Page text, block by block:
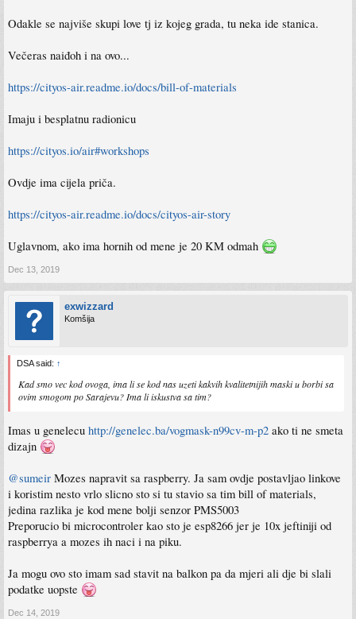
Odakle se najviše skupi love tj iz kojeg grada, tu neka ide stanica.
Večeras naiđoh i na ovo...
https://cityos-air.readme.io/docs/bill-of-materials
Imaju i besplatnu radionicu
https://cityos.io/air#workshops
Ovdje ima cijela priča.
https://cityos-air.readme.io/docs/cityos-air-story
Uglavnom, ako ima hornih od mene je 20 KM odmah
Dec 13, 2019
exwizzard
Komšija
DSA said: ↑
Kad smo vec kod ovoga, ima li se kod nas uzeti kakvih kvalitetnijih maski u borbi sa
ovim smogom po Sarajevu? Ima li iskustva sa tim?
Imas u genelecu http://genelec.ba/vogmask-n99cv-m-p2 ako ti ne smeta
dizajn
@sumeir Mozes napravit sa raspberry. Ja sam ovdje postavljao linkove
i koristim nesto vrlo slicno sto si tu stavio sa tim bill of materials,
jedina razlika je kod mene bolji senzor PMS5003
Preporucio bi microcontroler kao sto je esp8266 jer je 10x jeftiniji od
raspberrya a mozes ih naci i na piku.
Ja mogu ovo sto imam sad stavit na balkon pa da mjeri ali dje bi slali
podatke uopste
Dec 14, 2019